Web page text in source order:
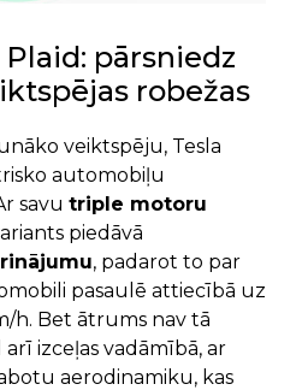
pārsniedz
robežas
veiktspēju, Tesla
automobiļu
savu triple motoru
piedāvā
, padarot to par
pasaulē attiecībā uz
h. Bet ātrums nav tā
izceļas vadāmībā, ar
aerodinamiku, kas